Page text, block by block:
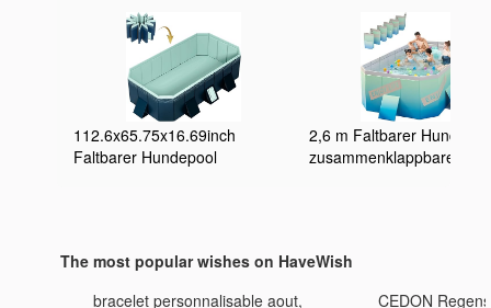
112.6x65.75x16.69inch
Faltbarer Hundepool
Haustiere
2,6 m Faltbarer
zusammenklappbarer
Hunde 3m
The most popular wishes on HaveWish
bracelet personnalisable aout,
CEDON